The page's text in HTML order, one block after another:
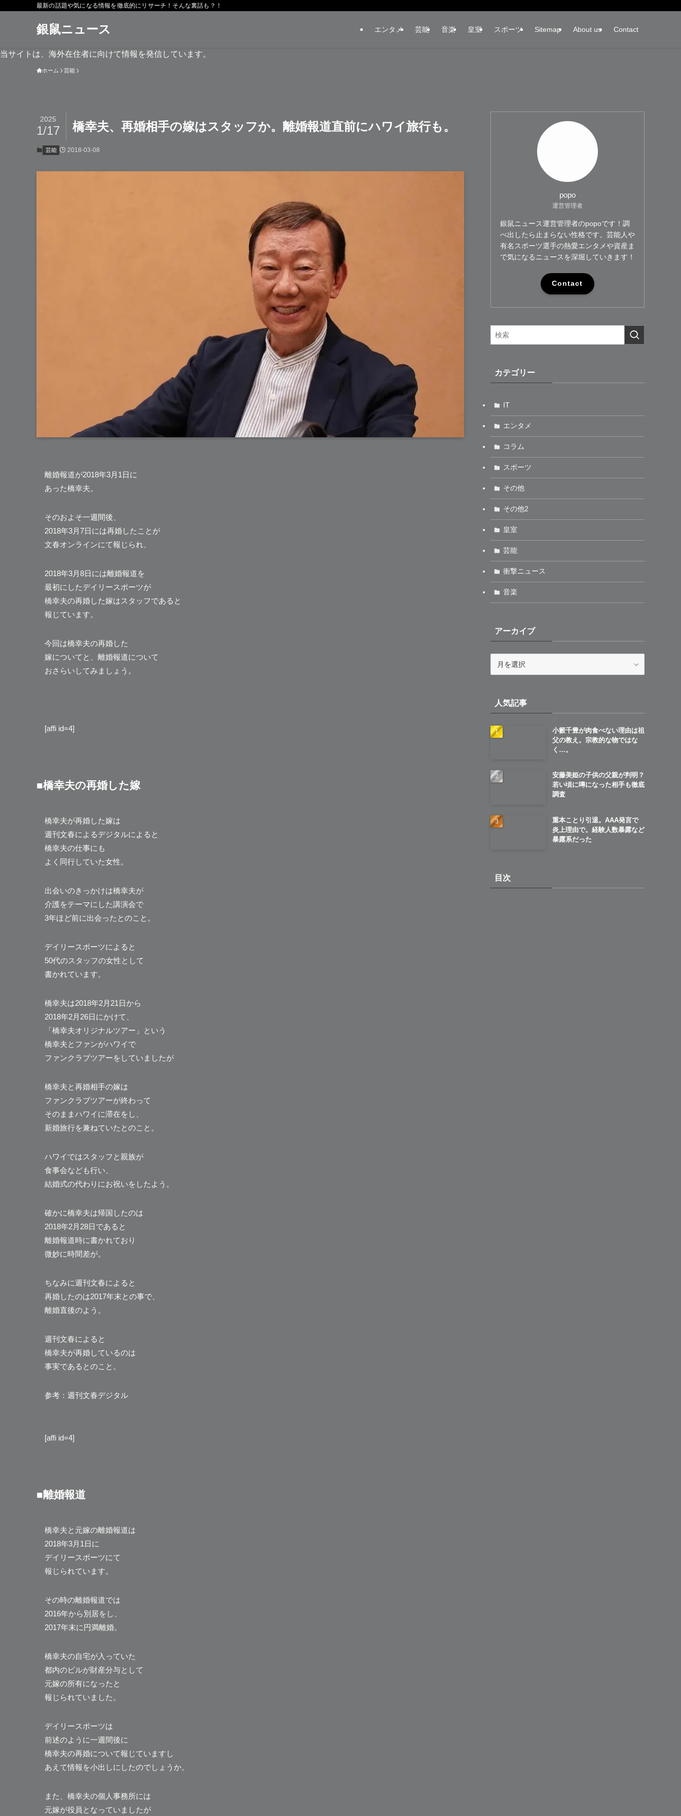
最新の話題や気になる情報を徹底的にリサーチ！そんな裏話も？！
銀鼠ニュース エンタメ 芸能 音楽 皇室 スポーツ Sitemap About us Contact
当サイトは、海外在住者に向けて情報を発信しています。
ホーム 芸能
橋幸夫、再婚相手の嫁はスタッフか。離婚報道直前にハワイ旅行も。
2025
1/17
芸能 2018-03-08
離婚報道が2018年3月1日に
あった橋幸夫。
そのおよそ一週間後、
2018年3月7日には再婚したことが
文春オンラインにて報じられ、
2018年3月8日には離婚報道を
最初にしたデイリースポーツが
橋幸夫の再婚した嫁はスタッフであると
報じています。
今回は橋幸夫の再婚した
嫁についてと、離婚報道について
おさらいしてみましょう。
[affi id=4]
■橋幸夫の再婚した嫁
橋幸夫が再婚した嫁は
週刊文春によるデジタルによると
橋幸夫の仕事にも
よく同行していた女性。
出会いのきっかけは橋幸夫が
介護をテーマにした講演会で
3年ほど前に出会ったとのこと。
デイリースポーツによると
50代のスタッフの女性として
書かれています。
橋幸夫は2018年2月21日から
2018年2月26日にかけて、
「橋幸夫オリジナルツアー」という
橋幸夫とファンがハワイで
ファンクラブツアーをしていましたが
橋幸夫と再婚相手の嫁は
ファンクラブツアーが終わって
そのままハワイに滞在をし、
新婚旅行を兼ねていたとのこと。
ハワイではスタッフと親族が
食事会なども行い、
結婚式の代わりにお祝いをしたよう。
確かに橋幸夫は帰国したのは
2018年2月28日であると
離婚報道時に書かれており
微妙に時間差が。
ちなみに週刊文春によると
再婚したのは2017年末との事で、
離婚直後のよう。
週刊文春によると
橋幸夫が再婚しているのは
事実であるとのこと。
参考：週刊文春デジタル
[affi id=4]
■離婚報道
橋幸夫と元嫁の離婚報道は
2018年3月1日に
デイリースポーツにて
報じられています。
その時の離婚報道では
2016年から別居をし、
2017年末に円満離婚。
橋幸夫の自宅が入っていた
都内のビルが財産分与として
元嫁の所有になったと
報じられていました。
デイリースポーツは
前述のように一週間後に
橋幸夫の再婚について報じていますし
あえて情報を小出しにしたのでしょうか。
また、橋幸夫の個人事務所には
元嫁が役員となっていましたが
popo
運営管理者
銀鼠ニュース運営管理者のpopoです！調
べ出したら止まらない性格です。芸能人や
有名スポーツ選手の熱愛エンタメや資産ま
で気になるニュースを深堀していきます！
Contact
カテゴリー
IT
エンタメ
コラム
スポーツ
その他
その他2
皇室
芸能
衝撃ニュース
音楽
アーカイブ
ブ人気記事
小籔千豊が肉食べない理由は祖
父の教え。宗教的な物ではな
く…。
安藤美姫の子供の父親が判明？
若い頃に噂になった相手も徹底
調査
重本ことり引退。AAA発言で
炎上理由で。経験人数暴露など
暴露系だった
目次